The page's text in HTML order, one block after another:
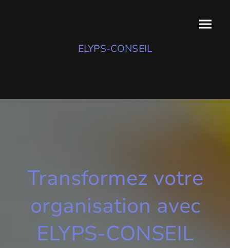
ELYPS-CONSEIL
Transformez votre
organisation avec
ELYPS-CONSEIL